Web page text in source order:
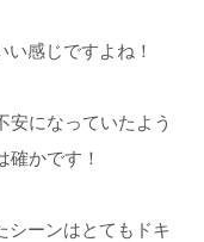
感じですよね！
安になっていたよう
確かです！
シーンはとてもドキ